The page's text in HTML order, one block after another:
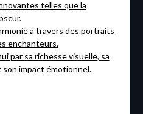
telles que la
à travers des portraits
enchanteurs.
par sa richesse visuelle, sa
impact émotionnel.